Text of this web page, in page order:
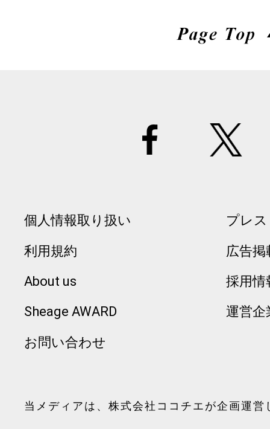
個人情報取り扱い
利用規約
About us
Sheage AWARD
お問い合わせ
プレ
広告掲
採用情
運営企
当メディアは、 株式会社ココチエが企画運営